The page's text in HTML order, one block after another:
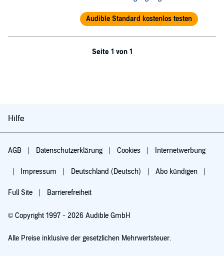
Audible Standard kostenlos testen
Seite 1 von 1
Hilfe
AGB Datenschutzerklärung Cookies Internetwerbung
Impressum Deutschland (Deutsch) Abo kündigen
Full Site Barrierefreiheit
© Copyright 1997 - 2026 Audible GmbH
Alle Preise inklusive der gesetzlichen Mehrwertsteuer.